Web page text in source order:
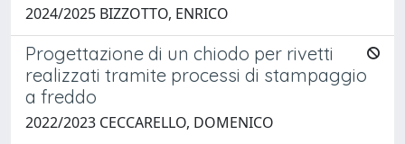
2024/2025 BIZZOTTO, ENRICO
Progettazione di un chiodo per rivetti
realizzati tramite processi di stampaggio
a freddo
2022/2023 CECCARELLO, DOMENICO